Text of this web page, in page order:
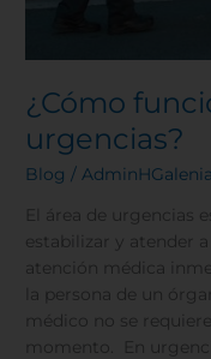
¿Cómo
urgencias?
Blog / AdminHGalenia
El área de urgencias
estabilizar y atender
atención médica
la persona de un
médico no se
momento. En